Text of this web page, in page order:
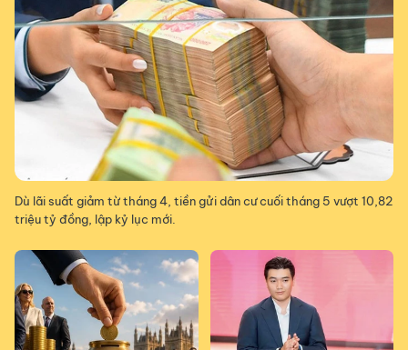
Dù lãi suất giảm từ tháng 4, tiền gửi dân cư cuối tháng 5 vượt 10,82
triệu tỷ đồng, lập kỷ lục mới.